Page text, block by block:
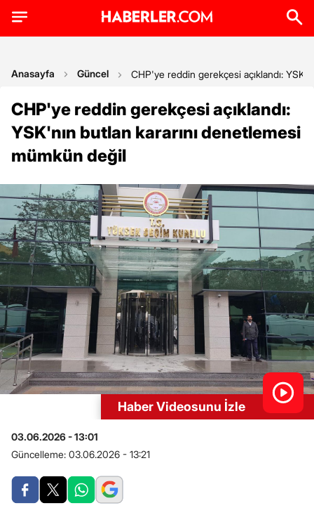
Anasayfa Güncel CHP'ye reddin gerekçesi açıklandı:
CHP'ye reddin gerekçesi açıklandı:
YSK'nın butlan kararını denetlemesi
mümkün değil
Haber Videosunu İzle
03.06.2026 - 13:01
Güncelleme: 03.06.2026 - 13:21